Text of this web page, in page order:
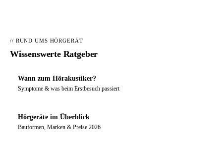
// RUND UMS HÖRGERÄT
Wissenswerte Ratgeber
Wann zum Hörakustiker?
Symptome & was beim Erstbesuch passiert
Hörgeräte im Überblick
Bauformen, Marken & Preise 2026